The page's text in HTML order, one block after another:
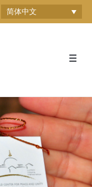
简体中文